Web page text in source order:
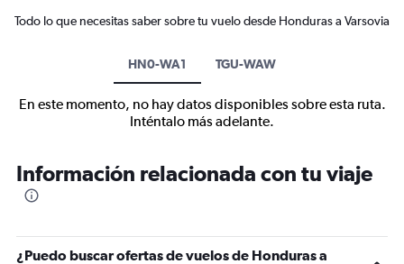
Todo lo que necesitas saber sobre tu vuelo desde Honduras a Varsovia
HN0-WA1 TGU-WAW
En este momento, no hay datos disponibles sobre esta ruta.
Inténtalo más adelante.
Información relacionada con tu viaje
¿Puedo buscar ofertas de vuelos de Honduras a